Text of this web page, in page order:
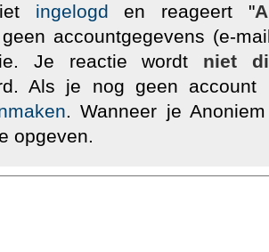
ingelogd en reageert "
geen accountgegevens (e-
Je reactie wordt niet
Als je nog geen
. Wanneer je
opgeven.